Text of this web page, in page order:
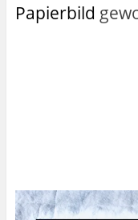
Papierbild